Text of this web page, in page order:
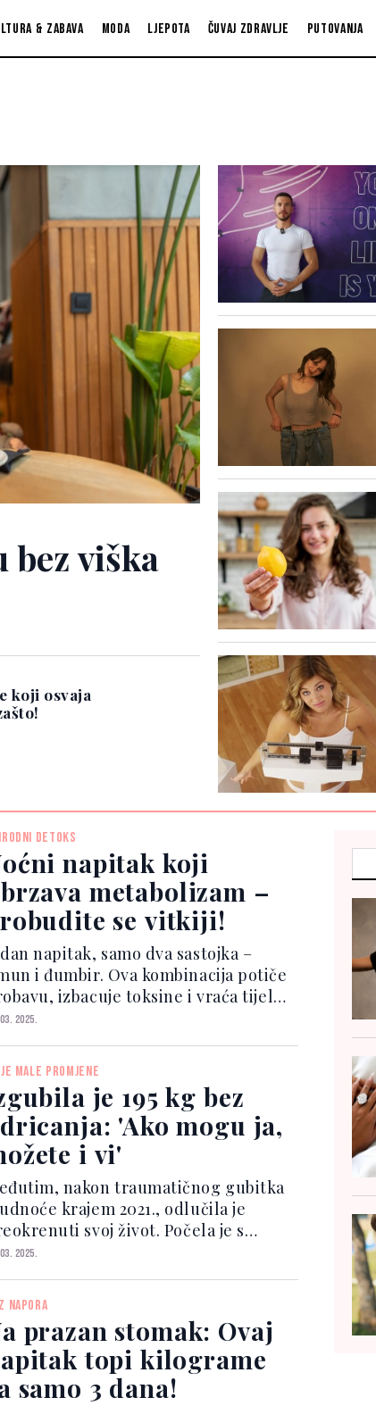
& zabava Moda Ljepota Čuvaj zdravlje Putovanja
bez viška
koji osvaja
DETOKS
napitak koji
metabolizam –
se vitkiji!
napitak, samo dva sastojka –
i đumbir. Ova kombinacija potiče
izbacuje toksine i vraća tijelu
Limun čisti jetru i puni
metabolizam i djeluje
protuupalno. Priprema je...
2025.
MALE PROMJENE
je 195 kg bez
'Ako mogu ja,
i vi'
nakon traumatičnog gubitka
krajem 2021., odlučila je
svoj život. Počela je s
promjenama:
su ubrzo postali vidljivi, što ju
da počne redovn...
2025.
NAPORA
prazan stomak: Ovaj
topi kilograme
samo 3 dana!